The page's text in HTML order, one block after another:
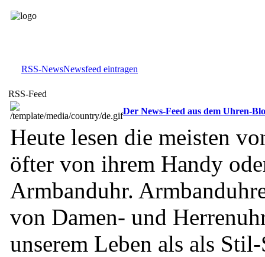
RSS-NewsNewsfeed eintragen
RSS-Feed
Der News-Feed aus dem Uhren-
Heute lesen die meisten
öfter von ihrem Handy
Armbanduhr.
von Damen- und
unserem Leben als als